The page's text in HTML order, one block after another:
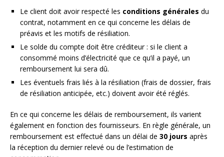
Le client doit avoir respecté les conditions générales du
contrat, notamment en ce qui concerne les délais de
préavis et les motifs de résiliation.
Le solde du compte doit être créditeur : si le client a
consommé moins d’électricité que ce qu’il a payé, un
remboursement lui sera dû.
Les éventuels frais liés à la résiliation (frais de dossier, frais
de résiliation anticipée, etc.) doivent avoir été réglés.
En ce qui concerne les délais de remboursement, ils varient
également en fonction des fournisseurs. En règle générale, un
remboursement est effectué dans un délai de 30 jours après
la réception du dernier relevé ou de l’estimation de